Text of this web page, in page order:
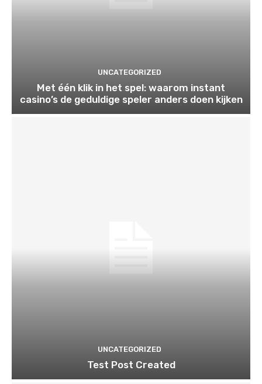
UNCATEGORIZED
Met één klik in het spel: waarom instant
casino’s de geduldige speler anders doen kijken
UNCATEGORIZED
Test Post Created